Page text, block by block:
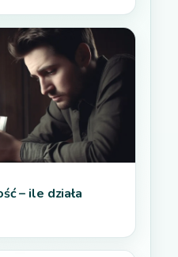
– ile działa